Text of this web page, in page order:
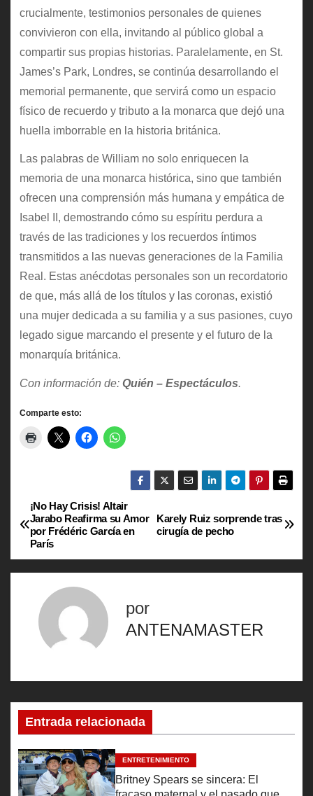
crucialmente, testimonios personales de quienes
convivieron con ella, invitando al público global a
compartir sus propias historias. Paralelamente, en St.
James’s Park, Londres, se continúa desarrollando el
memorial permanente, que servirá como un espacio
físico de recuerdo y tributo a la monarca que dejó una
huella imborrable en la historia británica.
Las palabras de William no solo enriquecen la
memoria de una monarca histórica, sino que también
ofrecen una comprensión más humana y empática de
Isabel II, demostrando cómo su espíritu perdura a
través de las tradiciones y los recuerdos íntimos
transmitidos a las nuevas generaciones de la Familia
Real. Estas anécdotas personales son un recordatorio
de que, más allá de los títulos y las coronas, existió
una mujer dedicada a su familia y a sus pasiones, cuyo
legado sigue marcando el presente y el futuro de la
monarquía británica.
Con información de: Quién – Espectáculos.
Comparte esto:
N
a
v
ó
n
Karely Ruiz sorprende tras
cirugía de pecho
¡No Hay Crisis! Altair
Jarabo Reafirma su Amor
por Frédéric García en
París
por
ANTENAMASTER
Entrada relacionada
ENTRETENIMIENTO
Britney Spears se sincera: El